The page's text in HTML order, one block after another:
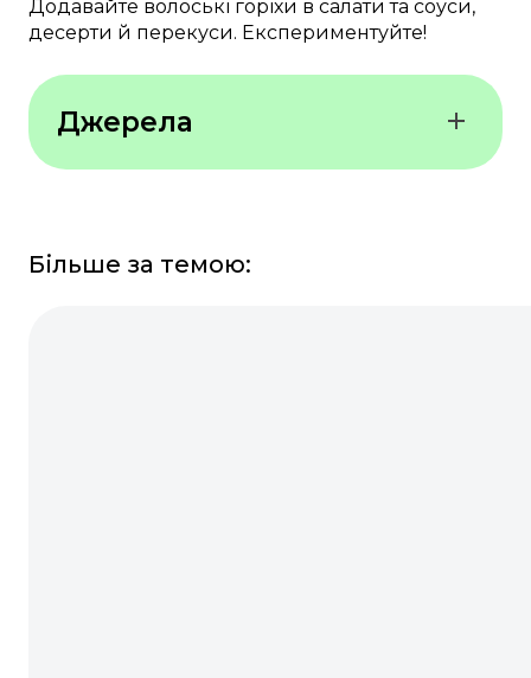
Додавайте волоські горіхи в салати та соуси,
десерти й перекуси. Експериментуйте!
Джерела
Food Science & Nutrition
Більше за темою: